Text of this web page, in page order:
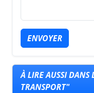
ENVOYER
À LIRE AUSSI
TRANSPORT"